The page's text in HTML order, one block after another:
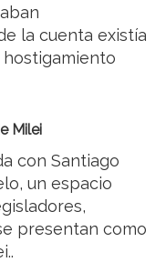
la cuenta existía
Milei
con Santiago
un espacio
presentan como